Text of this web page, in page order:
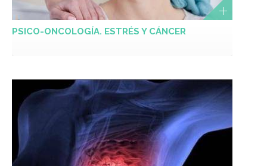
PSICO-ONCOLOGÍA. ESTRÉS Y CÁNCER